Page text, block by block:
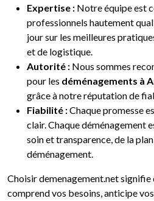
Expertise : Notre équipe est
professionnels hautement
jour sur les meilleures
et de logistique.
Autorité : Nous sommes
pour les déménagements à
grâce à notre réputation de
Fiabilité :Chaque promesse
clair. Chaque déménagement
soin et transparence, de la
déménagement.
Choisir demenagement.net
comprend vos besoins, anticipe